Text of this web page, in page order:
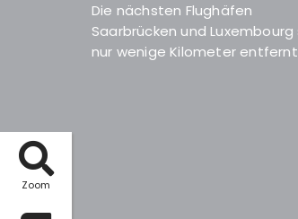
Zoom
Die nächsten Flughäfen
Saarbrücken und Luxembourg
nur wenige Kilometer